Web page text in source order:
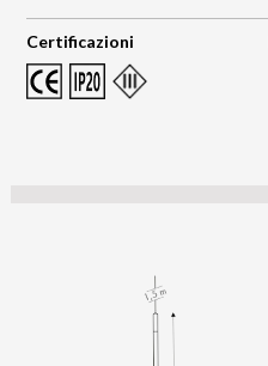
Certificazioni